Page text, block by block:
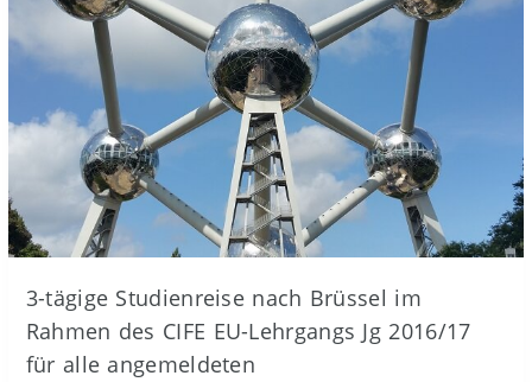
3-tägige Studienreise nach Brüssel im
Rahmen des CIFE EU-Lehrgangs Jg 2016/17
für alle angemeldeten